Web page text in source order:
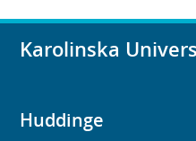
Karolinska
Huddinge